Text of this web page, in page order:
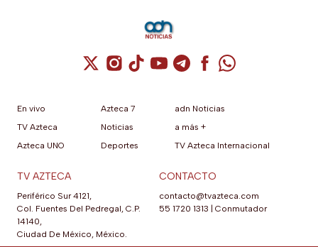
Cuenta de X / Twitter (se abre en una
Cuenta de Instagram (se abre en una
Cuenta de TikTok (se abre en
Cuenta de YouTube (se abre
Cuenta de Telegram (se
Cuenta de
Cuenta de
En vivo
TV Azteca
Azteca UNO
Azteca 7
Noticias
Deportes
adn Noticias
a más +
TV Azteca Internacional
TV AZTECA
Periférico Sur 4121,
Col. Fuentes Del Pedregal, C.P.
14140,
Ciudad De México, México.
CONTACTO
contacto@tvazteca.com
55 1720 1313
Conmutador